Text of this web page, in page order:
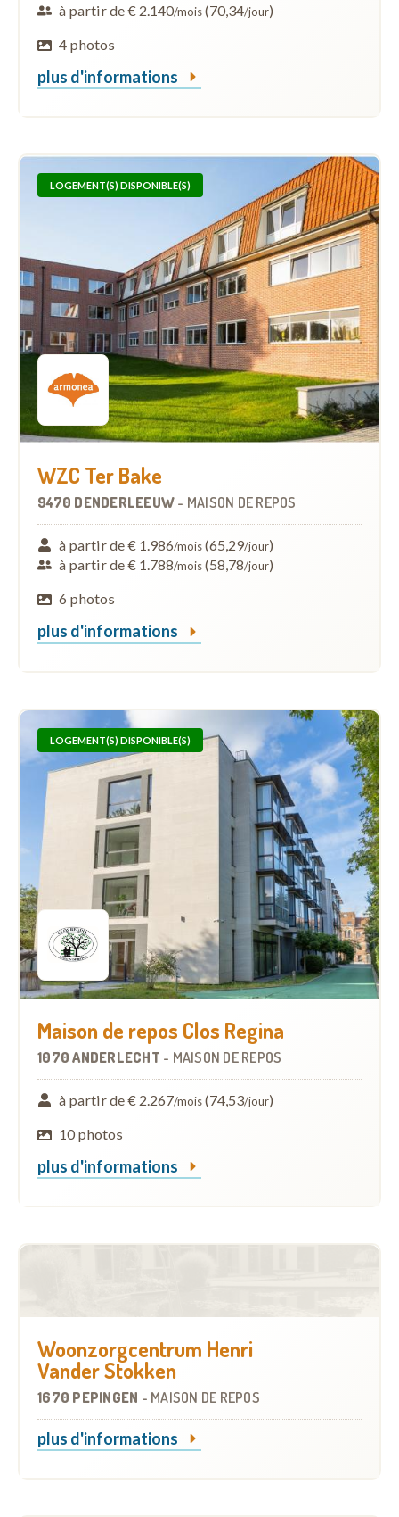
à partir de € 2.140/mois(70,34/jour)
4 photos
plus d'informations
LOGEMENT(S) DISPONIBLE(S)
WZC Ter Bake
9470 DENDERLEEUW - MAISON DE REPOS
à partir de € 1.986/mois(65,29/jour)
à partir de € 1.788/mois(58,78/jour)
6 photos
plus d'informations
LOGEMENT(S) DISPONIBLE(S)
Maison de repos Clos Regina
1070 ANDERLECHT - MAISON DE REPOS
à partir de € 2.267/mois(74,53/jour)
10 photos
plus d'informations
Woonzorgcentrum Henri
Vander Stokken
1670 PEPINGEN - MAISON DE REPOS
plus d'informations